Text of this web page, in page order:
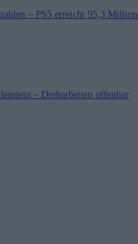
– PS5 erreicht 95,3
– Dreharbeiten offenbar